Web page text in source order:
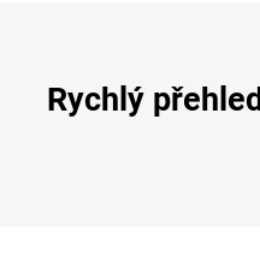
Rychlý přehled